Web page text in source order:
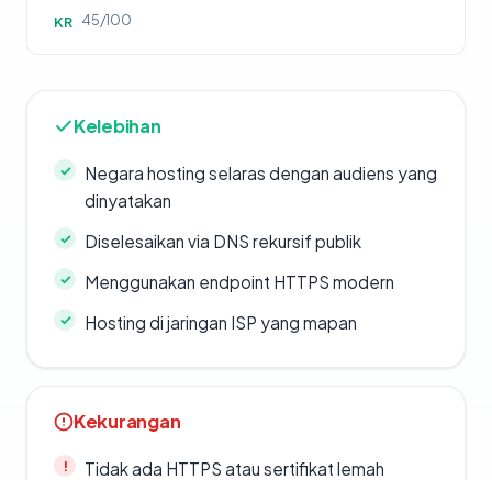
KR 45/100
Kelebihan
Negara hosting selaras dengan audiens yang
dinyatakan
Diselesaikan via DNS rekursif publik
Menggunakan endpoint HTTPS modern
Hosting di jaringan ISP yang mapan
Kekurangan
Tidak ada HTTPS atau sertifikat lemah